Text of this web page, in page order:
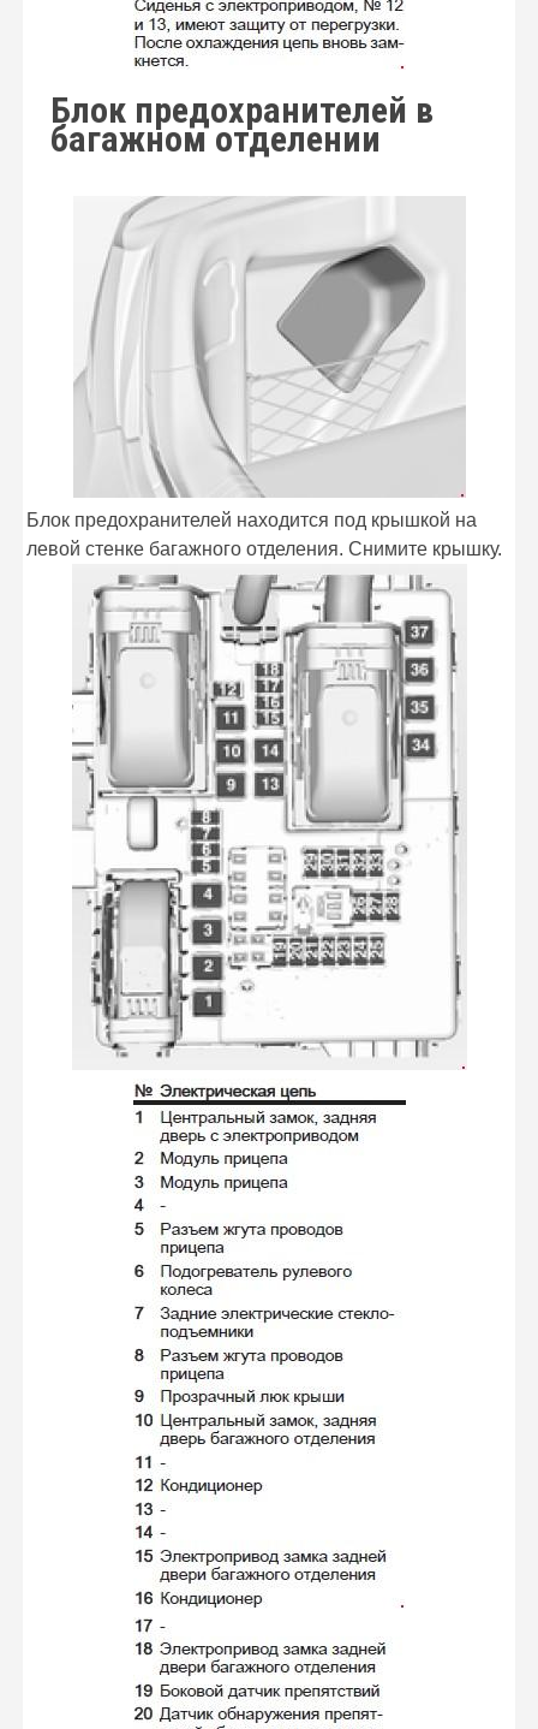
Блок предохранителей в
багажном отделении
Блок предохранителей находится под крышкой на
левой стенке багажного отделения. Снимите крышку.